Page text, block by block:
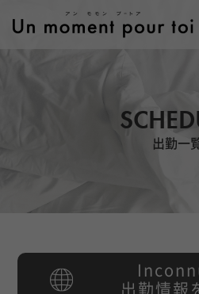
出勤一
出勤情報